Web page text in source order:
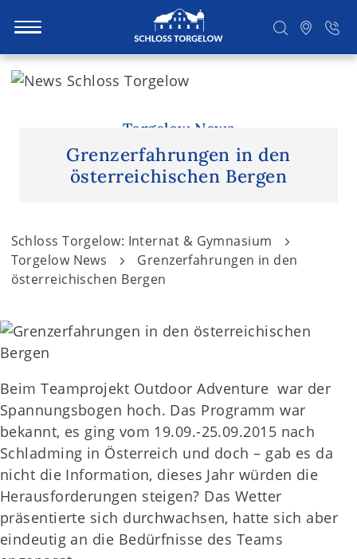
S
t
Torgelow News
Grenzerfahrungen in den
österreichischen Bergen
Schloss Torgelow: Internat & Gymnasium
Torgelow News
Grenzerfahrungen in den
österreichischen Bergen
Beim Teamprojekt Outdoor Adventure war der
Spannungsbogen hoch. Das Programm war
bekannt, es ging vom 19.09.-25.09.2015 nach
Schladming in Österreich und doch – gab es da
nicht die Information, dieses Jahr würden die
Herausforderungen steigen? Das Wetter
präsentierte sich durchwachsen, hatte sich aber
eindeutig an die Bedürfnisse des Teams